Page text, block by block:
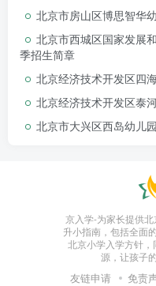
准备材料
幼儿
1.出生证明
北京市房山区博思智华
北京市西城区国家发展
季招生简章
北京经济技术开发区四
北京经济技术开发区泰
北京市大兴区西岛幼儿
京入学-为家长提供
升小指南，包括全面
北京小学入学方针
源，让孩子
友链申请 免责